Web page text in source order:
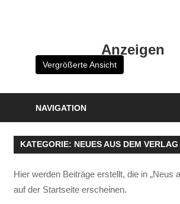
Anzeigen
Vergrößerte Ansicht
NAVIGATION
KATEGORIE: NEUES AUS DEM VERLAG
Hier werden Beiträge erstellt, die in „Neus
auf der Startseite erscheinen.